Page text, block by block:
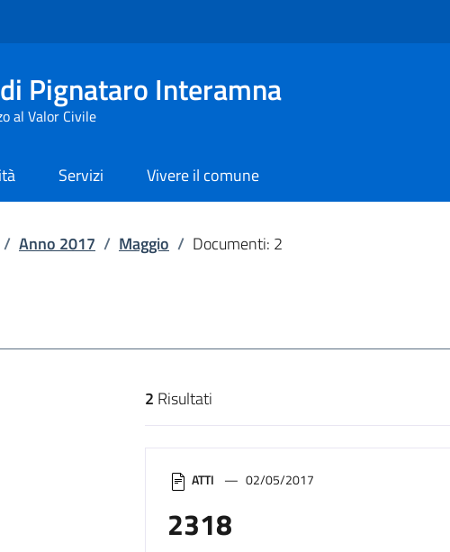
Pignataro Interamna
al Valor Civile
Servizi Vivere il comune
/ Anno 2017 / Maggio / Documenti: 2
Risultati di ricerca
2 Risultati
ATTI 02/05/2017
2318